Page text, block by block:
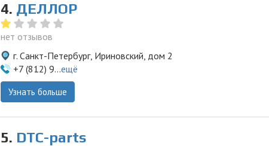
4. ДЕЛЛОР
нет отзывов
г. Санкт-Петербург, Ириновский, дом 2
+7 (812) 9...ещё
Узнать больше
5. DTC-parts